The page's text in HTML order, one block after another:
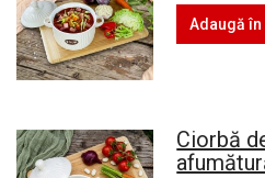
Adaugă în
Ciorbă